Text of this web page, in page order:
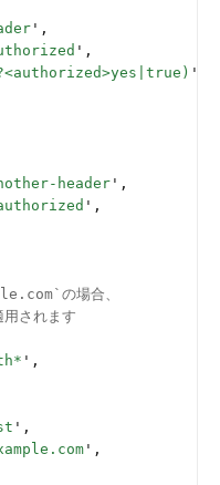
' ,
' ,
'
header ' ,
' ,
の場合、
されます
' ,
' ,
' ,